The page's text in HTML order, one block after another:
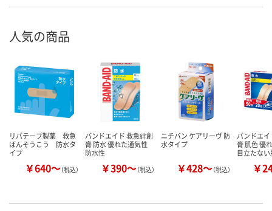
商品環境
40
人気の商品
リバテープ製薬 救急
ばんそうこう 防水タ
イプ
￥640～（税込）
バンドエイド 救急絆創
膏 防水 優れた通気性
防水性
￥390～（税込）
ニチバン ケアリーヴ 防
水タイプ
￥428～（税込）
バンドエ
膏 肌色 優
目立たな
￥